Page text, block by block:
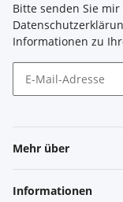
Bitte senden Sie
Informationen zu
Mehr über
Informationen